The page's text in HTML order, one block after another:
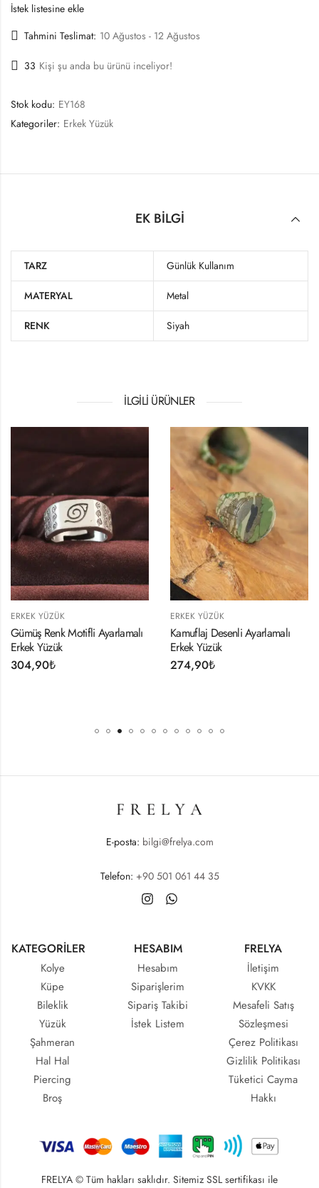
İstek listesine ekle
Tahmini Teslimat: 10 Ağustos - 12 Ağustos
33 Kişi şu anda bu ürünü inceliyor!
Stok kodu: EY168
Kategoriler: Erkek Yüzük
EK BILGI
TARZ Günlük Kullanım
MATERYAL Metal
RENK Siyah
İLGILI ÜRÜNLER
Ayarlamalı
Kamuflaj Desenli Ayarlamalı
Gümüş Renk
E-posta: bilgi@frelya.com
Telefon: +90 501 061 44 35
KATEGORİLER
Kolye
Küpe
Bileklik
Yüzük
Şahmeran
Hal Hal
Piercing
Broş
HESABIM
Hesabım
Siparişlerim
Sipariş Takibi
İstek Listem
FRELYA
İletişim
KVKK
Mesafeli Satış
Sözleşmesi
Çerez Politikası
Gizlilik Politikası
Tüketici Cayma
Hakkı
FRELYA © Tüm hakları saklıdır. Sitemiz SSL sertifikası ile